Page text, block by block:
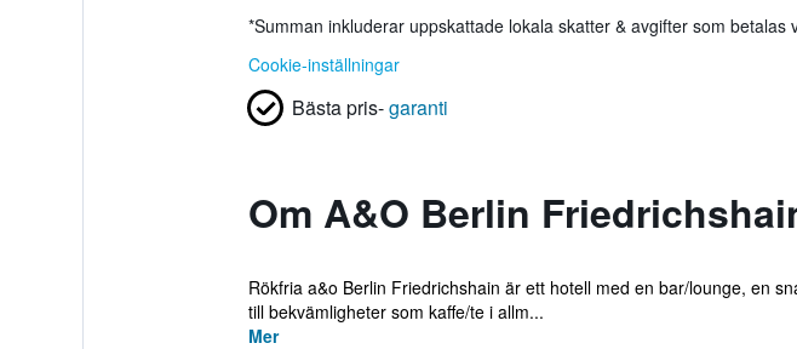
*Summan inkluderar uppskattade lokala skatter & avgifter som betalas
Cookie-inställningar
Bästa pris-garanti
Om A&O Berlin
Rökfria a&o Berlin Friedrichshain är ett hotell med en bar/lounge, en
till bekvämligheter som kaffe/te i allm...
Mer